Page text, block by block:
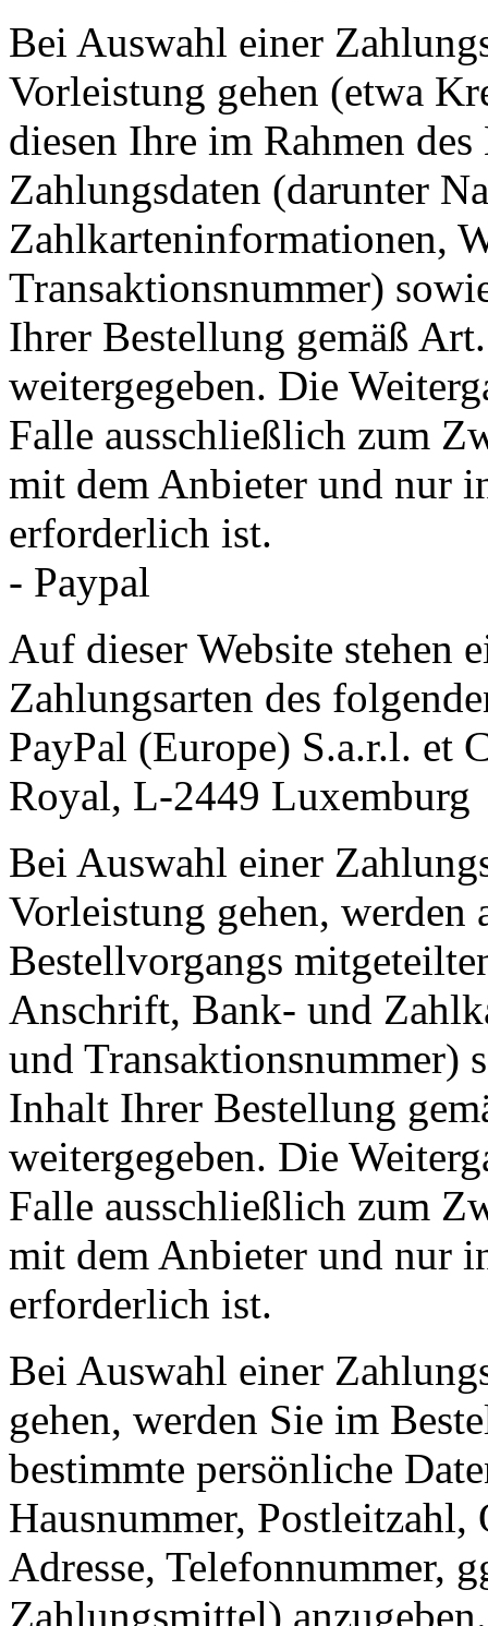
Bei Auswahl einer
Vorleistung gehen (etwa
diesen Ihre im Rahmen
Zahlungsdaten (darunter
Zahlkarteninformationen,
Transaktionsnummer)
Ihrer Bestellung gemäß
weitergegeben. Die
Falle ausschließlich zum
mit dem Anbieter und nur
erforderlich ist.
- Paypal
Auf dieser Website stehen
Zahlungsarten des
PayPal (Europe) S.a.r.l. et
Royal, L-2449 Luxemburg
Bei Auswahl einer
Vorleistung gehen, werden
Bestellvorgangs
Anschrift, Bank- und
und Transaktionsnummer)
Inhalt Ihrer Bestellung
weitergegeben. Die
Falle ausschließlich zum
mit dem Anbieter und nur
erforderlich ist.
Bei Auswahl einer
gehen, werden Sie im
bestimmte persönliche
Hausnummer,
Adresse, Telefonnummer,
Zahlungsmittel) anzugeben.